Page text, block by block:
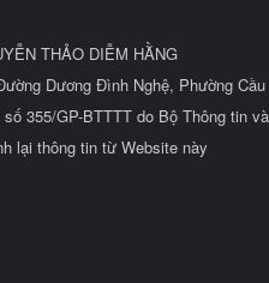
THẢO DIỄM HẰNG
Dương Đình Nghệ, Phường
355/GP-BTTTT do Bộ Thông tin
lại thông tin từ Website này